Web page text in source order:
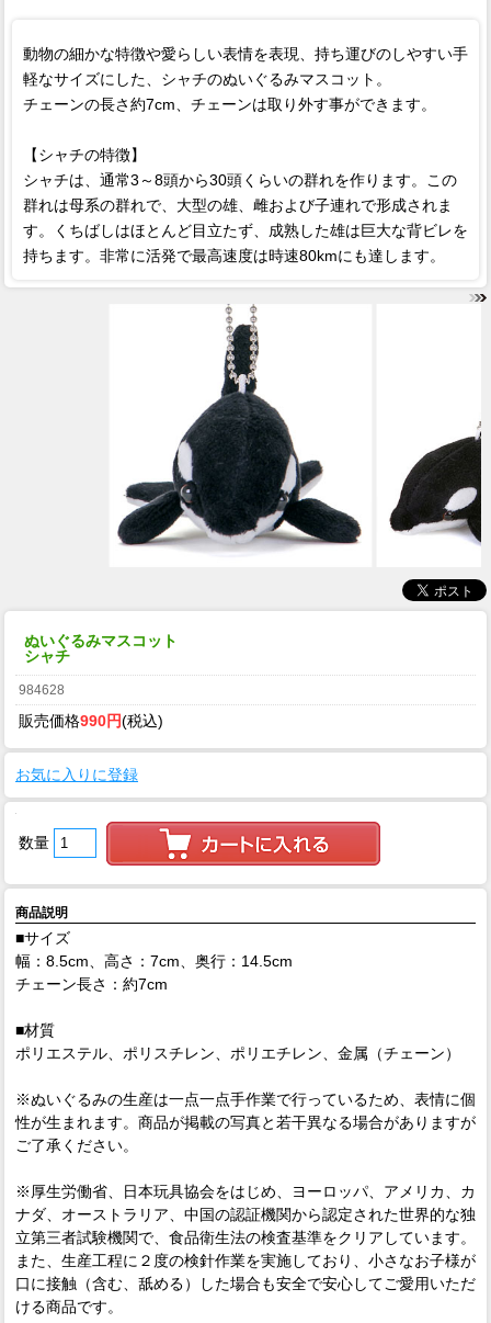
動物の細かな特徴や愛らしい表情を表現、持ち運びのしやすい手
軽なサイズにした、シャチのぬいぐるみマスコット。
チェーンの長さ約7cm、チェーンは取り外す事ができます。
【シャチの特徴】
シャチは、通常3～8頭から30頭くらいの群れを作ります。この
群れは母系の群れで、大型の雄、雌および子連れで形成されま
す。くちばしはほとんど目立たず、成熟した雄は巨大な背ビレを
持ちます。非常に活発で最高速度は時速80kmにも達します。
ぬいぐるみマスコット
シャチ
984628
販売価格990円(税込)
お気に入りに登録
数量
商品説明
■サイズ
幅：8.5cm、高さ：7cm、奥行：14.5cm
チェーン長さ：約7cm
■材質
ポリエステル、ポリスチレン、ポリエチレン、金属（チェーン）
※ぬいぐるみの生産は一点一点手作業で行っているため、表情に個
性が生まれます。商品が掲載の写真と若干異なる場合がありますが
ご了承ください。
※厚生労働省、日本玩具協会をはじめ、ヨーロッパ、アメリカ、カ
ナダ、オーストラリア、中国の認証機関から認定された世界的な独
立第三者試験機関で、食品衛生法の検査基準をクリアしています。
また、生産工程に２度の検針作業を実施しており、小さなお子様が
口に接触（含む、舐める）した場合も安全で安心してご愛用いただ
ける商品です。